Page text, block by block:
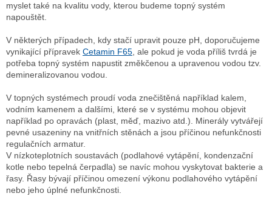
myslet také na kvalitu vody, kterou budeme topný systém
napouštět.
V některých případech, kdy stačí upravit pouze pH, doporučujeme
vynikající přípravek Cetamin F65 , ale pokud je voda příliš tvrdá je
potřeba topný systém napustit změkčenou a upravenou vodou tzv.
demineralizovanou vodou.
V topných systémech proudí voda znečištěná například kalem,
vodním kamenem a dalšími, které se v systému mohou objevit
například po opravách (plast, měď, mazivo atd.). Minerály vytvářejí
pevné usazeniny na vnitřních stěnách a jsou příčinou nefunkčnosti
regulačních armatur.
V nízkoteplotních soustavách (podlahové vytápění, kondenzační
kotle nebo tepelná čerpadla) se navíc mohou vyskytovat bakterie a
řasy. Řasy bývají příčinou omezení výkonu podlahového vytápění
nebo jeho úplné nefunkčnosti.